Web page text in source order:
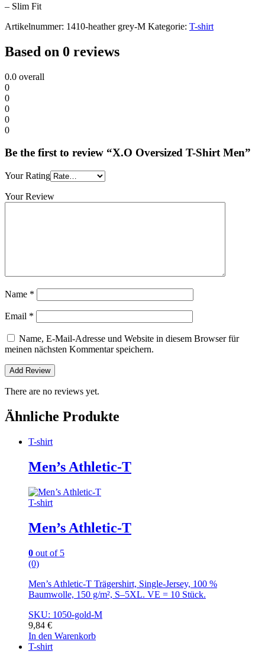
– Slim Fit
Artikelnummer: 1410-heather grey-M Kategorie: T-shirt
Based on 0 reviews
0.0 overall
0
0
0
0
0
Be the first to review “X.O Oversized T-Shirt Men”
Your Rating
Your Review
Name *
Email *
Name, E-Mail-Adresse und Website in diesem Browser für
meinen nächsten Kommentar speichern.
There are no reviews yet.
Ähnliche Produkte
T-shirt
Men’s Athletic-T
T-shirt
Men’s Athletic-T
0 out of 5
(0)
Men’s Athletic-T Trägershirt, Single-Jersey, 100 %
Baumwolle, 150 g/m², S–5XL. VE = 10 Stück.
SKU: 1050-gold-M
9,84 €
In den Warenkorb
T-shirt